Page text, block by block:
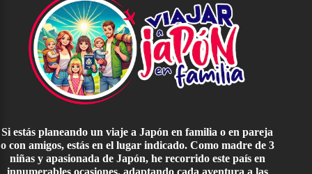
Si estás planeando un viaje a Japón en familia o en pareja
o con amigos, estás en el lugar indicado. Como madre de 3
niñas y apasionada de Japón, he recorrido este país en
innumerables ocasiones, adaptando cada aventura a las